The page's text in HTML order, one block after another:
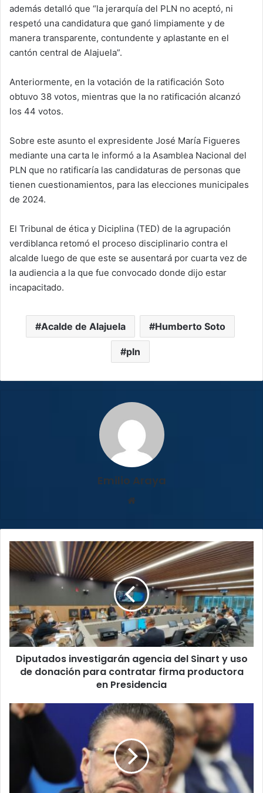
además detalló que “la jerarquía del PLN no aceptó, ni
respetó una candidatura que ganó limpiamente y de
manera transparente, contundente y aplastante en el
cantón central de Alajuela”.
Anteriormente, en la votación de la ratificación Soto
obtuvo 38 votos, mientras que la no ratificación alcanzó
los 44 votos.
Sobre este asunto el expresidente José María Figueres
mediante una carta le informó a la Asamblea Nacional del
PLN que no ratificaría las candidaturas de personas que
tienen cuestionamientos, para las elecciones municipales
de 2024.
El Tribunal de ética y Diciplina (TED) de la agrupación
verdiblanca retomó el proceso disciplinario contra el
alcalde luego de que este se ausentará por cuarta vez de
la audiencia a la que fue convocado donde dijo estar
incapacitado.
Acalde de Alajuela Humberto Soto
pln
Emilio Araya
Diputados
investigarán
agencia
y
uso
de
donación
para
contratar
en
Presidencia
Diputados investigarán agencia del Sinart y uso
de donación para contratar firma productora
en Presidencia
Fiscalía
secuestra